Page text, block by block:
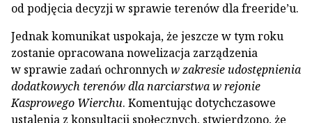
od podjęcia decyzji w sprawie terenów dla freeride’u.
Jednak komunikat uspokaja, że jeszcze w tym roku
zostanie opracowana nowelizacja zarządzenia
w sprawie zadań ochronnychw zakresie udostępnienia
dodatkowych terenów dla narciarstwa w rejonie
Kasprowego Wierchu. Komentując dotychczasowe
ustalenia z konsultacji społecznych, stwierdzono, że